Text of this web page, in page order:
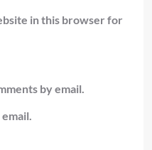
in this browser for
by email.